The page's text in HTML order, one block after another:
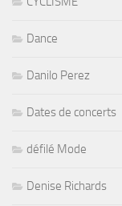
Dance
Danilo Perez
Dates de concerts
défilé Mode
Denise Richards